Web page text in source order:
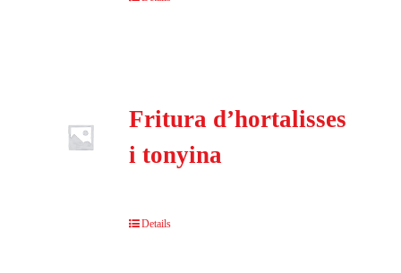
Fritura d’hortalisses
i tonyina
Details